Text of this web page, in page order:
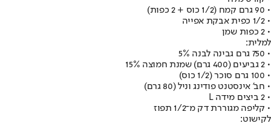
• 90 גרם קמח (1/2 כוס + 2 כפות)
• 1/2 כפית אבקת אפייה
• 2 כפות שמן
למלית:
• 750 גרם גבינה לבנה 5%
• 2 גביעים (400 גרם) שמנת חמוצה 15%
• 100 גרם סוכר (1/2 כוס)
• חב' אינסטנט פודינג וניל (80 גרם)
• 2 ביצים מידה L
• קליפה מגוררת דק מ־1/2 תפוז
לקישוט: